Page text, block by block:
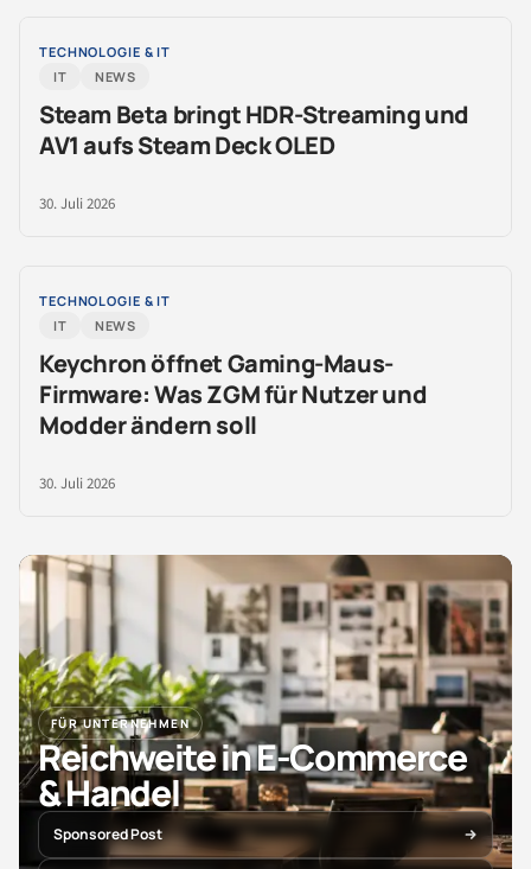
TECHNOLOGIE & IT
IT
NEWS
Steam Beta bringt HDR-Streaming und
AV1 aufs Steam Deck OLED
30. Juli 2026
TECHNOLOGIE & IT
IT
NEWS
Keychron öffnet Gaming-Maus-
Firmware: Was ZGM für Nutzer und
Modder ändern soll
30. Juli 2026
FÜR UNTERNEHMEN
Reichweite in E-Commerce
& Handel
Sponsored Post